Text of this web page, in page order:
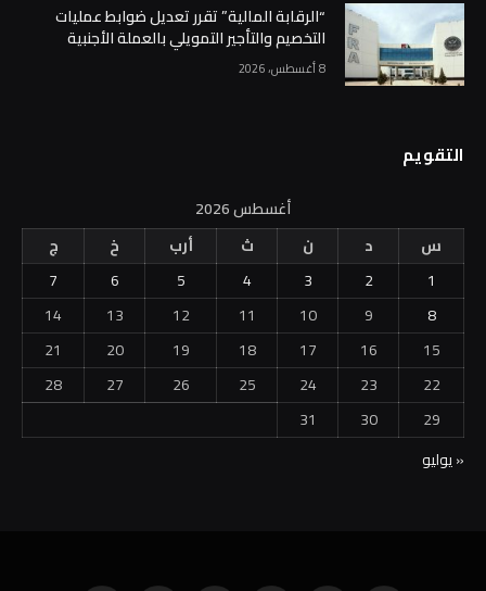
“الرقابة المالية” تقرر تعديل ضوابط عمليات
التخصيم والتأجير التمويلي بالعملة الأجنبية
8 أغسطس، 2026
التقويم
أغسطس 2026
س
د ن ث أرب خ
ج
1
2
3
4
5
6
7
8
9
10
11
12
13
14
15
16
17
18
19
20
21
22
23
24
25
26
27
28
29
30
31
« يوليو